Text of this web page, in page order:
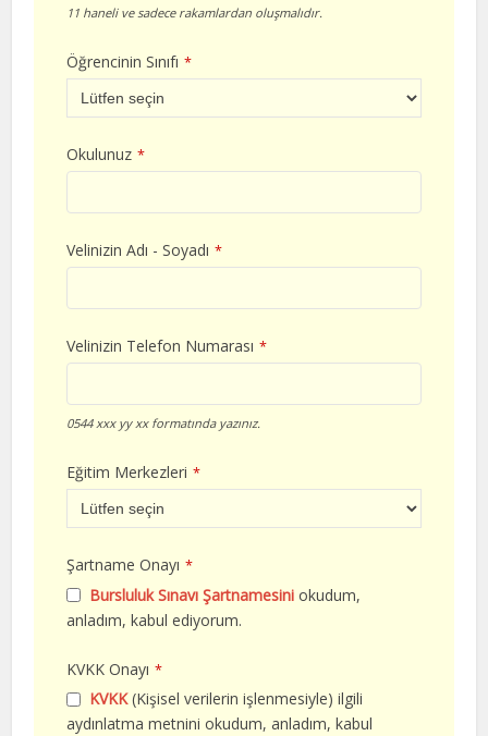
11 haneli ve sadece rakamlardan oluşmalıdır.
Öğrencinin Sınıfı *
Okulunuz *
Velinizin Adı - Soyadı *
Velinizin Telefon Numarası *
0544 xxx yy xx formatında yazınız.
Eğitim Merkezleri *
Şartname Onayı *
Bursluluk Sınavı Şartnamesini okudum,
anladım, kabul ediyorum.
KVKK Onayı *
KVKK(Kişisel verilerin işlenmesiyle) ilgili
aydınlatma metnini okudum, anladım, kabul